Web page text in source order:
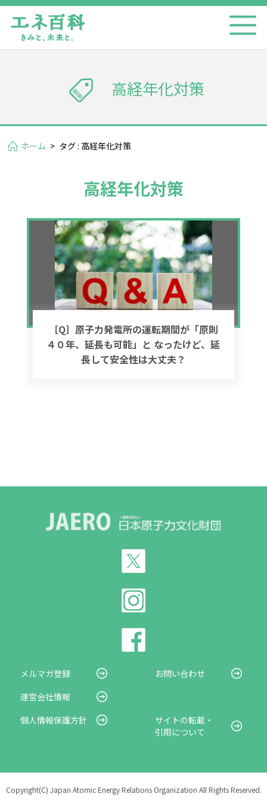
高経年化対策
ホーム > タグ : 高経年化対策
高経年化対策
［Q］原子力発電所の運転期間が「原則
４０年、延長も可能」と なったけど、延
長して安全性は大丈夫？
メルマガ登録
お問い合わせ
運営会社情報
個人情報保護方針
サイトの転載・
引用について
Copyright(C) Japan Atomic Energy Relations Organization All Rights Reserved.